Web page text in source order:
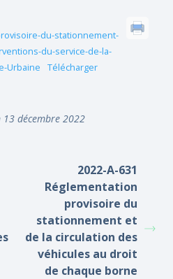
du-stationnement-
du-service-de-la-
Urbaine
Télécharger
décembre 2022
2022-A-631
Réglementation
provisoire du
stationnement et
de la circulation des
véhicules au droit
de chaque borne